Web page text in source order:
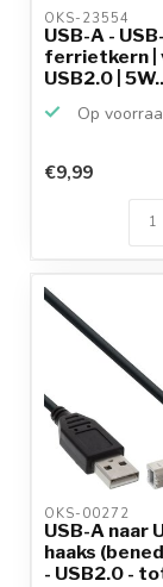
OKS-23554
USB-A -
ferrietkern |
USB2.0 |
Op
€9,99
OKS-00272
USB-A naar
haaks
- USB2.0 -